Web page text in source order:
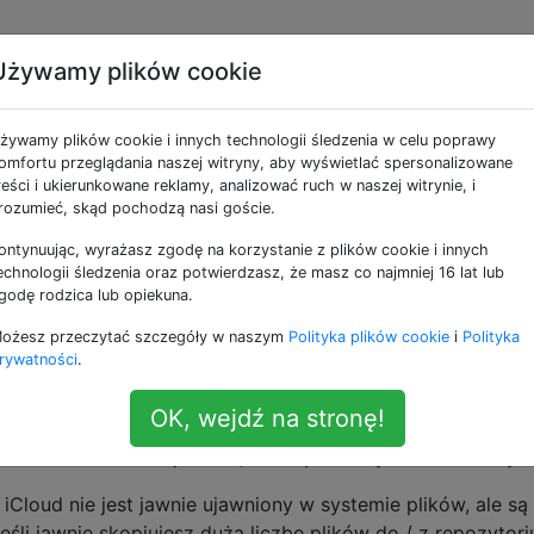
postęp
X 10.8 skonfigurowany tak, że mogę zobaczyć
Mobile Documents
to działa). Chciałbym jednak móc zobaczyć /
komputera Mac:
z iCloud?
/ pobierane / jak długo to potrwa?
funkcje OS X, które pozwolą mi to zobaczyć?
nie jest jawnie ujawniony w systemie plików, ale są
plików cookie
plików cookie i innych technologii śledzenia w celu poprawy
przeglądania naszej witryny, aby wyświetlać spersonalizowane
i ukierunkowane reklamy, analizować ruch w naszej witrynie, i
skąd pochodzą nasi goście.
wyrażasz zgodę na korzystanie z plików cookie i innych
śledzenia oraz potwierdzasz, że masz co najmniej 16 lat lub
rodzica lub opiekuna.
przeczytać szczegóły w naszym Polityka plików cookie i Polityka
.
OK, wejdź na stronę!